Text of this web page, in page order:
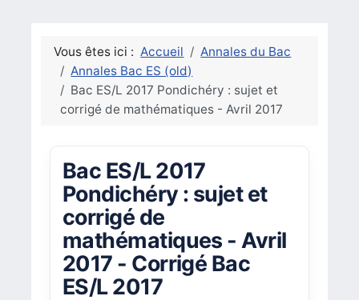
Vous êtes ici : Accueil
Annales du Bac
Annales Bac ES (old)
Bac ES/L 2017 Pondichéry : sujet et
corrigé de mathématiques - Avril 2017
Bac ES/L 2017
Pondichéry : sujet et
corrigé de
mathématiques - Avril
2017 - Corrigé Bac
ES/L 2017